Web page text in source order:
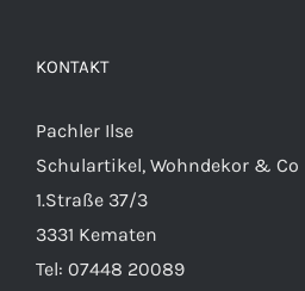
KONTAKT
Pachler Ilse
Schulartikel, Wohndekor & Co
1.Straße 37/3
3331 Kematen
Tel: 07448 20089